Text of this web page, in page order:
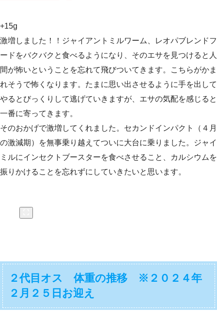
+15g
激増しました！！ジャイアントミルワーム、レオパブレンドフ
ードをバクバクと食べるようになり、そのエサを見つけると人
間が怖いということを忘れて飛びついてきます。こちらがかま
れそうで怖くなります。たまに思い出させるように手を出して
やるとびっくりして逃げていきますが、エサの気配を感じると
一番に寄ってきます。
そのおかげで激増してくれました。セカンドインパクト（４月
の激減期）を無事乗り越えてついに大台に乗りました。ジャイ
ミルにインセクトブースターを食べさせること、カルシウムを
振りかけることを忘れずにしていきたいと思います。
２代目オス 体重の推移 ※２０２４年
２月２５日お迎え